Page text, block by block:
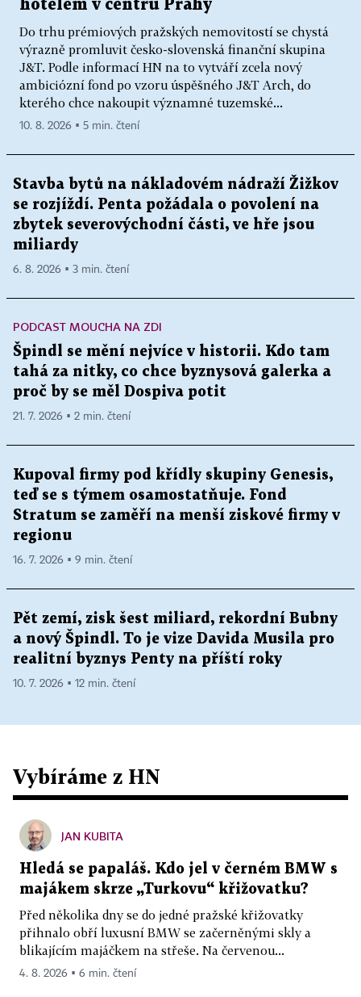
hotelem v centru Prahy
Do trhu prémiových pražských nemovitostí se chystá
výrazně promluvit česko-slovenská finanční skupina
J&T. Podle informací HN na to vytváří zcela nový
ambiciózní fond po vzoru úspěšného J&T Arch, do
kterého chce nakoupit významné tuzemské...
10. 8. 2026 ▪ 5 min. čtení
Stavba bytů na nákladovém nádraží Žižkov
se rozjíždí. Penta požádala o povolení na
zbytek severovýchodní části, ve hře jsou
miliardy
6. 8. 2026 ▪ 3 min. čtení
PODCAST MOUCHA NA ZDI
Špindl se mění nejvíce v historii. Kdo tam
tahá za nitky, co chce byznysová galerka a
proč by se měl Dospiva potit
21. 7. 2026 ▪ 2 min. čtení
Kupoval firmy pod křídly skupiny Genesis,
teď se s týmem osamostatňuje. Fond
Stratum se zaměří na menší ziskové firmy v
regionu
16. 7. 2026 ▪ 9 min. čtení
Pět zemí, zisk šest miliard, rekordní Bubny
a nový Špindl. To je vize Davida Musila pro
realitní byznys Penty na příští roky
10. 7. 2026 ▪ 12 min. čtení
Vybíráme z HN
JAN KUBITA
Hledá se papaláš. Kdo jel v černém BMW s
majákem skrze „Turkovu“ křižovatku?
Před několika dny se do jedné pražské křižovatky
přihnalo obří luxusní BMW se začerněnými skly a
blikajícím majáčkem na střeše. Na červenou...
4. 8. 2026 ▪ 6 min. čtení